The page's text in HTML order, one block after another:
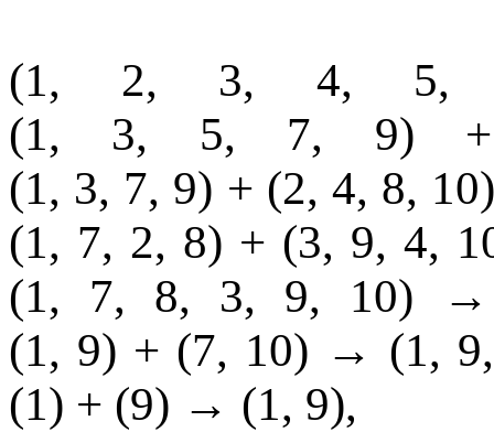
(1, 2, 3, 4,
(1, 3, 5, 7, 9)
(1, 3, 7, 9) + (2, 4, 8,
(1, 7, 2, 8) + (3, 9, 4,
(1, 7, 8, 3, 9, 10)
(1, 9) + (7, 10) → (1,
(1) + (9) → (1, 9),